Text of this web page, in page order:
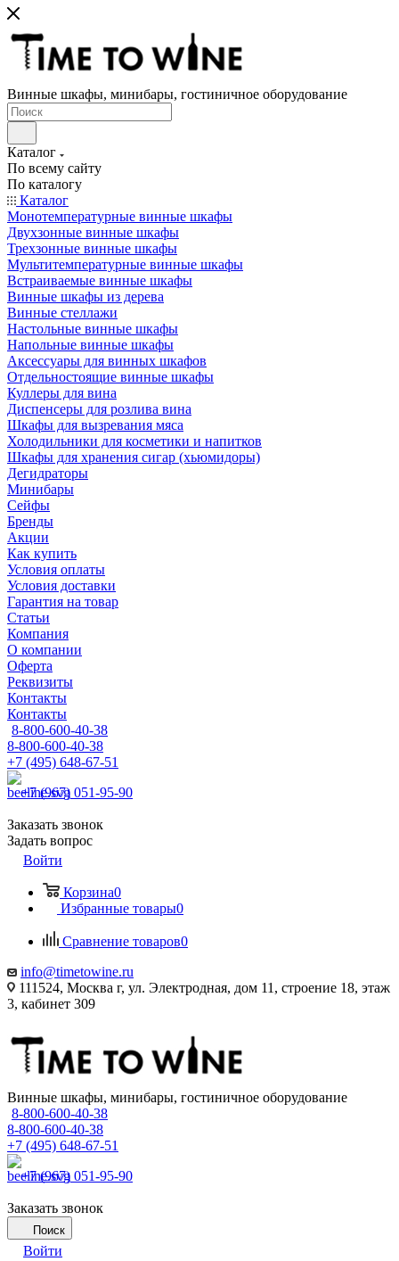
Винные шкафы, минибары, гостиничное оборудование
Каталог
По всему сайту
По каталогу
Каталог
Монотемпературные винные шкафы
Двухзонные винные шкафы
Трехзонные винные шкафы
Мультитемпературные винные шкафы
Встраиваемые винные шкафы
Винные шкафы из дерева
Винные стеллажи
Настольные винные шкафы
Напольные винные шкафы
Аксессуары для винных шкафов
Отдельностоящие винные шкафы
Куллеры для вина
Диспенсеры для розлива вина
Шкафы для вызревания мяса
Холодильники для косметики и напитков
Шкафы для хранения сигар (хьюмидоры)
Дегидраторы
Минибары
Сейфы
Бренды
Акции
Как купить
Условия оплаты
Условия доставки
Гарантия на товар
Статьи
Компания
О компании
Оферта
Реквизиты
Контакты
Контакты
8-800-600-40-38
8-800-600-40-38
+7 (495) 648-67-51
+7 (967) 051-95-90
Заказать звонок
Задать вопрос
Войти
Корзина0
Избранные товары0
Сравнение товаров0
info@timetowine.ru
111524, Москва г, ул. Электродная, дом 11, строение 18, этаж
3, кабинет 309
Винные шкафы, минибары, гостиничное оборудование
8-800-600-40-38
8-800-600-40-38
+7 (495) 648-67-51
+7 (967) 051-95-90
Заказать звонок
Поиск
Войти